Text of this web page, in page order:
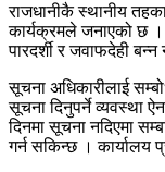
राजधानीकै स्थानीय
कार्यक्रमले जनाएको छ
पारदर्शी र जवाफदेही
सूचना अधिकारीलाई
सूचना दिनुपर्ने व्यवस्था
दिनमा सूचना नदिएमा
गर्न सकिन्छ । कार्यालय